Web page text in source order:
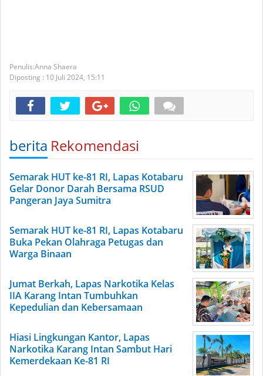
Anna Shaera
Diposting : 10 Juli 2024, 15:11
berita Rekomendasi
Semarak HUT ke-81 RI, Lapas Kotabaru
Gelar Donor Darah Bersama RSUD
Pangeran Jaya Sumitra
Semarak HUT ke-81 RI, Lapas Kotabaru
Buka Pekan Olahraga Petugas dan
Warga Binaan
Jumat Berkah, Lapas Narkotika Kelas
IIA Karang Intan Tumbuhkan
Kepedulian dan Kebersamaan
Hiasi Lingkungan Kantor, Lapas
Narkotika Karang Intan Sambut Hari
Kemerdekaan Ke-81 RI